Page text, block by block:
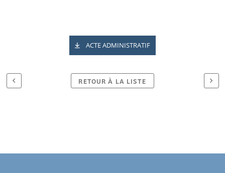
ACTE ADMINISTRATIF
RETOUR À LA LISTE